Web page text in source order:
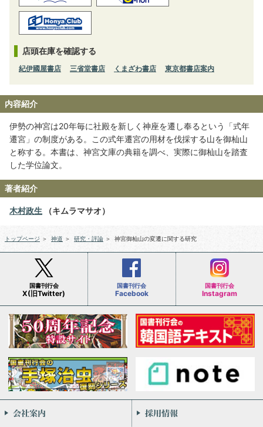
店頭在庫を確認する
紀伊國屋書店 三省堂書店 くまざわ書店 東京都書店案内
内容紹介
伊勢の神宮は20年毎に社殿を新しく神座を遷し奉るという「式年
遷宮」の制度がある。この式年遷宮の用材を伐採する山を御杣山
と称する。本書は、神宮文庫の典籍を調べ、実際に御杣山を踏査
した学位論文。
著者紹介
木村政生 （キムラマサオ）
トップページ ＞ 神道 ＞ 研究・評論 ＞ 神宮御杣山の変遷に関する研究
国書刊行会
X(旧Twitter)
国書刊行会
Facebook
国書刊行会
Instagram
会社案内